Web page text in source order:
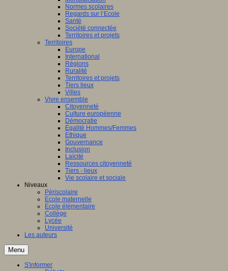
Normes scolaires
Regards sur l’Ecole
Santé
Société connectée
Territoires et projets
Territoires
Europe
International
Régions
Ruralité
Territoires et projets
Tiers lieux
Villes
Vivre ensemble
Citoyenneté
Culture européenne
Démocratie
Egalité Hommes/Femmes
Ethique
Gouvernance
Inclusion
Laïcité
Ressources citoyenneté
Tiers - lieux
Vie scolaire et sociale
Niveaux
Périscolaire
Ecole maternelle
Ecole élémentaire
Collège
Lycée
Université
Les auteurs
Menu
S'informer